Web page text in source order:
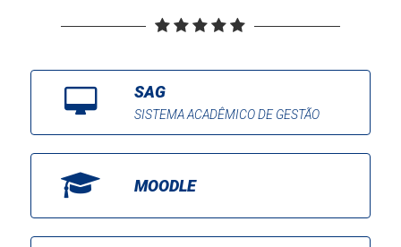
SAG
SISTEMA ACADÊMICO DE GESTÃO
MOODLE